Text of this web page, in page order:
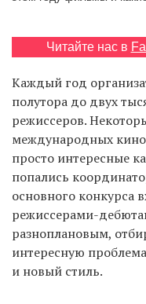
EN
UA
Читайте нас в
Каждый год
полутора до двух
режиссеров.
международных
просто интересные
попались
основного конкурса
режиссерами-
разноплановым,
интересную
и новый стиль.